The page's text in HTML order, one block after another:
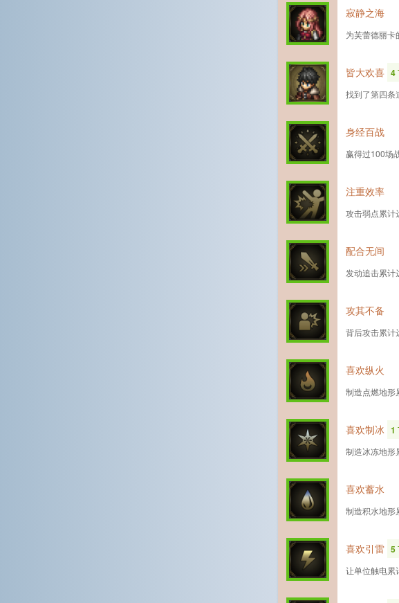
寂静之海
为芙蕾德丽卡
皆大欢喜 4
找到了第四条
身经百战
赢得过100场
注重效率
攻击弱点累计
配合无间
发动追击累计
攻其不备
背后攻击累计
喜欢纵火
制造点燃地形
喜欢制冰 1
制造冰冻地形
喜欢蓄水
制造积水地形
喜欢引雷 5
让单位触电累